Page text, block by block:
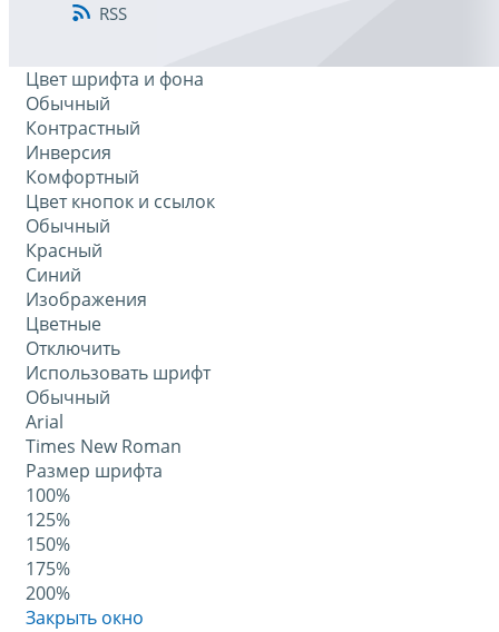
RSS
Цвет шрифта и фона
Обычный
Контрастный
Инверсия
Комфортный
Цвет кнопок и ссылок
Обычный
Красный
Синий
Изображения
Цветные
Отключить
Использовать шрифт
Обычный
Arial
Times New Roman
Размер шрифта
100%
125%
150%
175%
200%
Закрыть окно